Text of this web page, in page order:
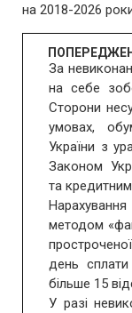
на 2018-2026
За
на себе
Сторони
умовах,
України з
Законом
та
методом
день сплати
більше 15
У разі